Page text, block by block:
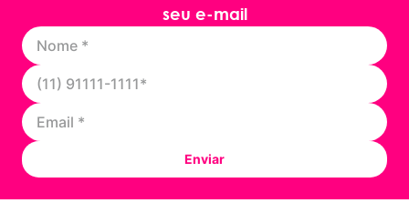
seu e-mail
Enviar